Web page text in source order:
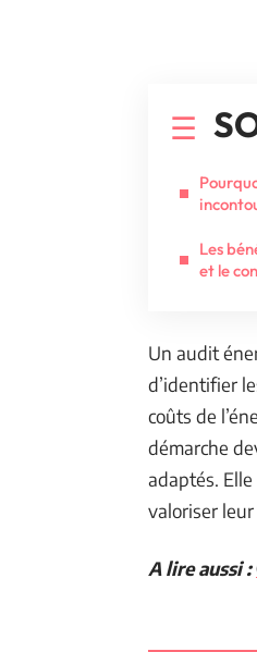
Les
et le
Un audit
d’identifier
coûts de
démarche
adaptés.
valoriser
A lire aussi :